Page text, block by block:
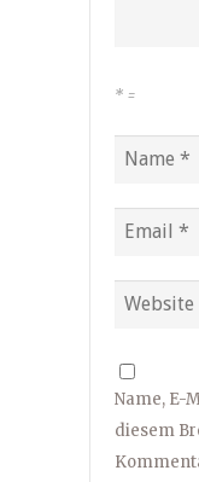
* =
Name, E-
diesem